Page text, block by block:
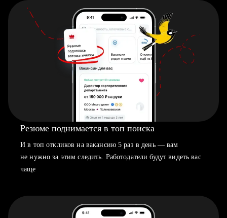
Резюме поднимается в топ поиска
И в топ откликов на вакансию 5 раз в день — вам
не нужно за этим следить. Работодатели будут видеть вас
чаще